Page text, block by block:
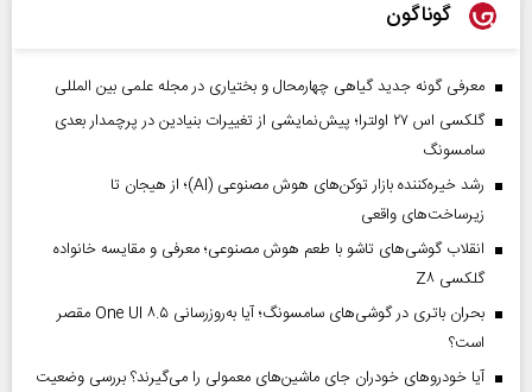
گوناگون
معرفی گونه جدید گیاهی چهارمحال و بختیاری در مجله علمی بین المللی
گلکسی اس ۲۷ اولترا؛ پیش‌نمایشی از تغییرات بنیادین در پرچمدار بعدی
سامسونگ
رشد خیره‌کننده بازار توکن‌های هوش مصنوعی (AI)؛ از هیجان تا
زیرساخت‌های واقعی
انقلاب گوشی‌های تاشو‌ با طعم هوش مصنوعی؛ معرفی و مقایسه خانواده
گلکسی Z۸
بحران باتری در گوشی‌های سامسونگ؛ آیا به‌روزرسانی One UI ۸.۵ مقصر
است؟
آیا خودروهای خودران جای ماشین‌های معمولی را می‌گیرند؟ بررسی وضعیت